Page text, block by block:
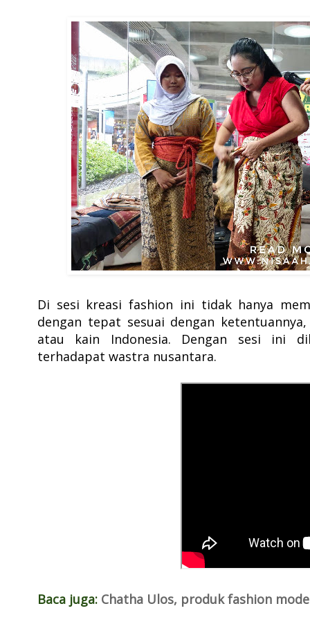
Di sesi kreasi fashion ini tidak hanya
dengan tepat sesuai dengan
atau kain Indonesia. Dengan sesi ini
terhadapat wastra nusantara.
Baca juga: Chatha Ulos, produk fashion